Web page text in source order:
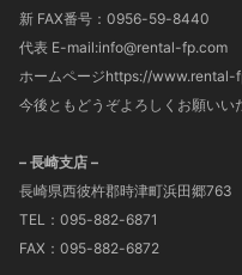
新 FAX番号：0956-59-8440
代表 E-mail:info@rental-fp.com
ホームページhttps://www.rental-
今後ともどうぞよろしくお願いい
– 長崎支店 –
長崎県西彼杵郡時津町浜田郷763
TEL：095-882-6871
FAX：095-882-6872